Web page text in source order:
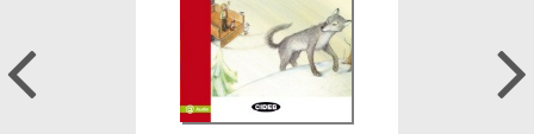
Previous